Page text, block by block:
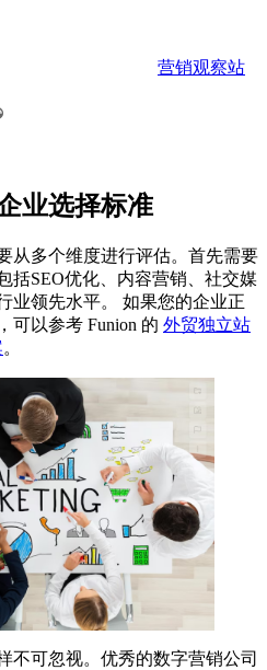
营销观察站
业选择标准
从多个维度进行评估。首先需要
括SEO优化、内容营销、社交媒
业领先水平。 如果您的企业正
可以参考 Funion 的 外贸独立站
。
不可忽视。优秀的数字营销公司